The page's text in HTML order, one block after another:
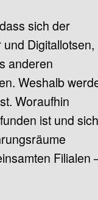
sich der
Digitallotsen,
anderen
Weshalb
Woraufhin
ist und sich
Filialen